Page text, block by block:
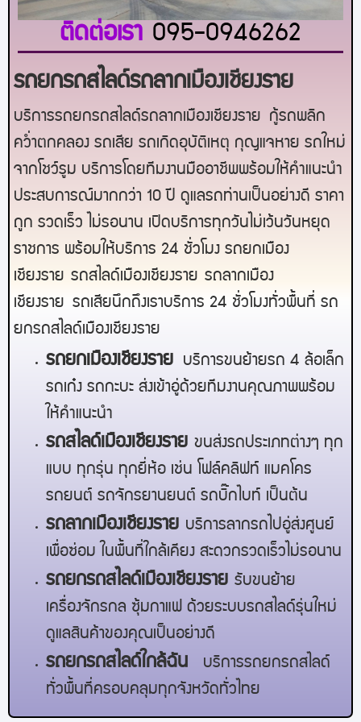
ติดต่อเรา 095-0946262
รถยกรถสไลด์รถลากเมืองเชียงราย
บริการรถยกรถสไลด์รถลากเมืองเชียงราย กู้รถพลิก
คว่ำตกคลอง รถเสีย รถเกิดอุบัติเหตุ กุญแจหาย รถใหม่
จากโชว์รูม บริการโดยทีมงานมืออาชีพพร้อมให้คำแนะนำ
ประสบการณ์มากกว่า 10 ปี ดูแลรถท่านเป็นอย่างดี ราคา
ถูก รวดเร็ว ไม่รอนาน เปิดบริการทุกวันไม่เว้นวันหยุด
ราชการ พร้อมให้บริการ 24 ชั่วโมง รถยกเมือง
เชียงราย รถสไลด์เมืองเชียงราย รถลากเมือง
เชียงราย
รถเสียนึกถึงเราบริการ 24 ชั่วโมงทั่วพื้นที่ รถ
ยกรถสไลด์เมืองเชียงราย
รถยกเมืองเชียงราย
บริการขนย้ายรถ 4 ล้อเล็ก
รถเก๋ง รถกะบะ ส่งเข้าอู่ด้วยทีมงานคุณภาพพร้อม
ให้คำแนะนำ
รถสไลด์ เมืองเชียงราย ขนส่งรถประเภทต่างๆ ทุก
แบบ ทุกรุ่น ทุกยี่ห้อ เช่น โฟล์คลิฟท์ แมคโคร
รถยนต์ รถจักรยานยนต์ รถบิ๊กไบท์ เป็นต้น
รถลาก เมืองเชียงราย บริการลากรถไปอู่ส่งศูนย์
เพื่อซ่อม ในพื้นที่ใกล้เคียง สะดวกรวดเร็วไม่รอนาน
รถยกรถสไลด์ เมืองเชียงราย รับขนย้าย
เครื่องจักรกล ซุ้มกาแฟ ด้วยระบบรถสไลด์รุ่นใหม่
ดูแลสินค้าของคุณเป็นอย่างดี
รถยกรถสไลด์ใกล้ฉัน
บริการรถยกรถสไลด์
ทั่วพื้นที่ครอบคลุมทุกจังหวัดทั่วไทย